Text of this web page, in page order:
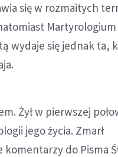
się w rozmaitych
Martyrologium
wydaje się jednak ta,
Żył w pierwszej
jego życia. Zmarł
do Pisma